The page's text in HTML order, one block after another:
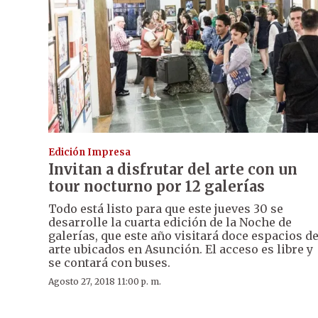
Edición Impresa
Invitan a disfrutar del arte con un
tour nocturno por 12 galerías
Todo está listo para que este jueves 30 se
desarrolle la cuarta edición de la Noche de
galerías, que este año visitará doce espacios de
arte ubicados en Asunción. El acceso es libre y
se contará con buses.
Agosto 27, 2018 11:00 p. m.